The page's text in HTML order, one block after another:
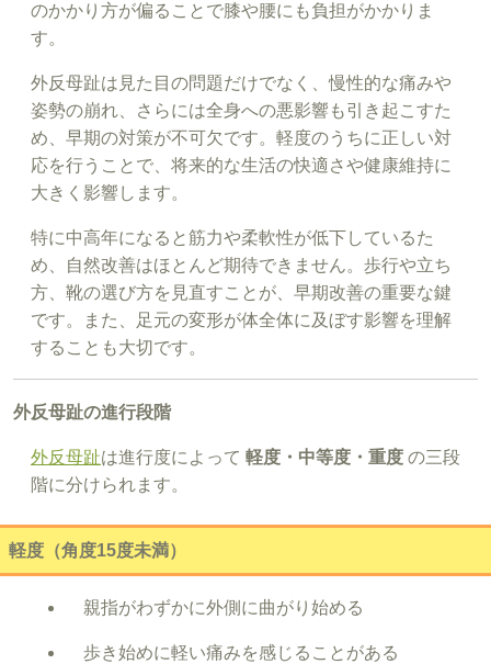
のかかり方が偏ることで膝や腰にも負担がかかりま
す。
外反母趾は見た目の問題だけでなく、慢性的な痛みや
姿勢の崩れ、さらには全身への悪影響も引き起こすた
め、早期の対策が不可欠です。軽度のうちに正しい対
応を行うことで、将来的な生活の快適さや健康維持に
大きく影響します。
特に中高年になると筋力や柔軟性が低下しているた
め、自然改善はほとんど期待できません。歩行や立ち
方、靴の選び方を見直すことが、早期改善の重要な鍵
です。また、足元の変形が体全体に及ぼす影響を理解
することも大切です。
外反母趾の進行段階
外反母趾は進行度によって 軽度・中等度・重度 の三段
階に分けられます。
軽度（角度15度未満）
親指がわずかに外側に曲がり始める
歩き始めに軽い痛みを感じることがある